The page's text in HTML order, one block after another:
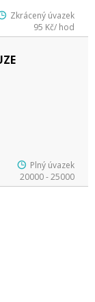
Zkrácený úvazek
95 Kč/ hod
Plný úvazek
20000 - 25000